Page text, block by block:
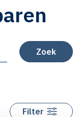
Zoek
Filter